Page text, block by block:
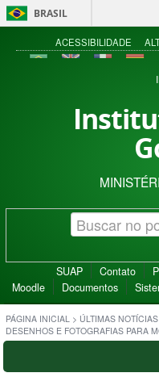
BRASIL
ACESSIBILIDADE
SUAP Contato
Moodle
Documentos
PÁGINA INICIAL > ÚLTIMAS NOTÍCIAS
DESENHOS E FOTOGRAFIAS PARA